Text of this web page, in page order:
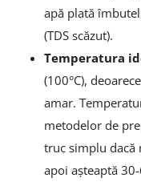
apă plată
(TDS scăzut).
Temperatura
(100°C),
amar.
metodelor de
truc simplu dacă
apoi așteaptă